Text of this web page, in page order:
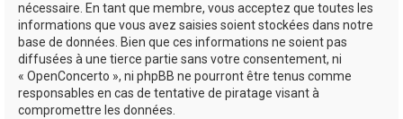
nécessaire. En tant que membre, vous acceptez que toutes les
informations que vous avez saisies soient stockées dans notre
base de données. Bien que ces informations ne soient pas
diffusées à une tierce partie sans votre consentement, ni
« OpenConcerto », ni phpBB ne pourront être tenus comme
responsables en cas de tentative de piratage visant à
compromettre les données.